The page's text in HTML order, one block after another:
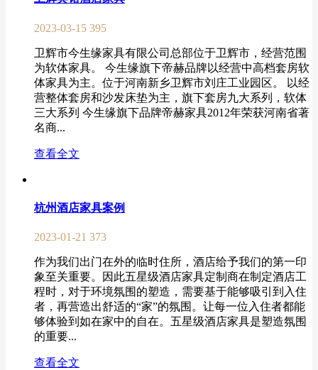
2023-03-15 395
卫辉市今生缘家具有限公司总部位于卫辉市，经营范围
为软体家具。 今生缘旗下帝赫品牌以经营中高档套房软
体家具为主。位于河南新乡卫辉市刘庄工业园区。 以经
营整体套房和沙发床垫为主，旗下套房九大系列，软体
三大系列 今生缘旗下品牌帝赫家具2012年荣获河南省著
名商...
查看全文
杭州酒店家具案例
2023-01-21 373
作为我们出门在外的临时住所，酒店给予我们的第一印
象至关重要。因此五星级酒店家具定制商在制定酒店工
程时，对于环境氛围的塑造，需要基于能够吸引到入住
者，再营造出舒适的“家”的氛围。让每一位入住者都能
够体验到如在家中的自在。五星级酒店家具是塑造氛围
的重要...
查看全文